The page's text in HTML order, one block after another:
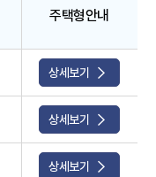
주택형안내
상세보기
상세보기
상세보기